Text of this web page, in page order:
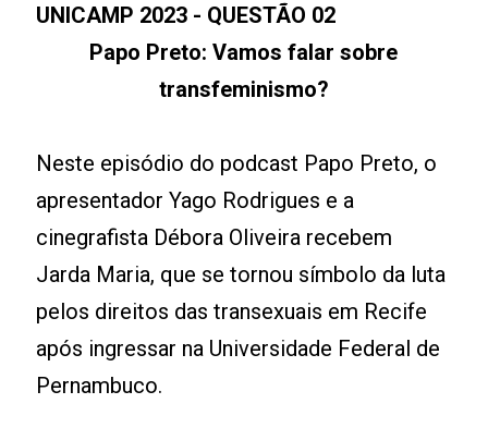
UNICAMP 2023 - QUESTÃO 02
Papo Preto: Vamos falar sobre
transfeminismo?
Neste episódio do podcast Papo Preto, o
apresentador Yago Rodrigues e a
cinegrafista Débora Oliveira recebem
Jarda Maria, que se tornou símbolo da luta
pelos direitos das transexuais em Recife
após ingressar na Universidade Federal de
Pernambuco.